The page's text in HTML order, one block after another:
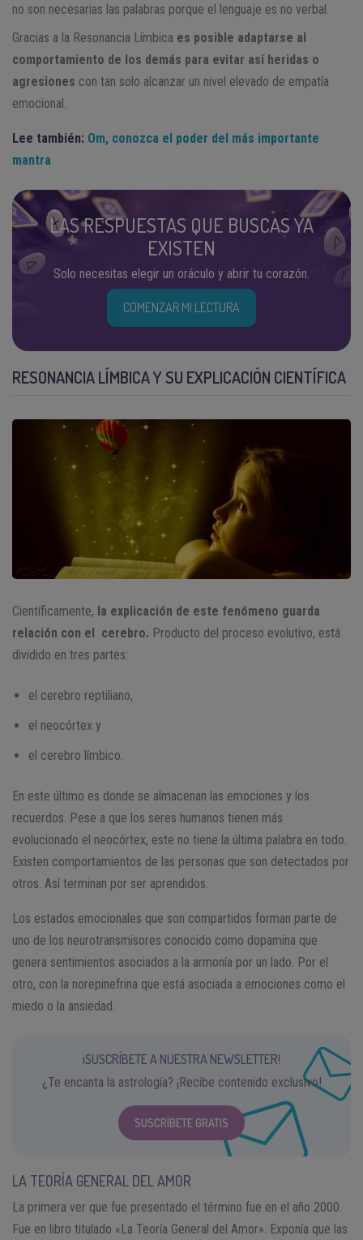
no son necesarias las palabras porque el lenguaje es no verbal.
Gracias a la Resonancia Límbica es posible adaptarse al
comportamiento de los demás para evitar así heridas o
agresiones con tan solo alcanzar un nivel elevado de empatía
emocional.
Lee también: Om, conozca el poder del más importante
mantra
LAS RESPUESTAS QUE BUSCAS YA
EXISTEN
Solo necesitas elegir un oráculo y abrir tu corazón.
COMENZAR MI LECTURA
RESONANCIA LÍMBICA Y SU EXPLICACIÓN CIENTÍFICA
Científicamente, la explicación de este fenómeno guarda
relación con el cerebro. Producto del proceso evolutivo, está
dividido en tres partes:
el cerebro reptiliano,
el neocórtex y
el cerebro límbico.
En este último es donde se almacenan las emociones y los
recuerdos. Pese a que los seres humanos tienen más
evolucionado el neocórtex, este no tiene la última palabra en todo.
Existen comportamientos de las personas que son detectados por
otros. Así terminan por ser aprendidos.
Los estados emocionales que son compartidos forman parte de
uno de los neurotransmisores conocido como dopamina que
genera sentimientos asociados a la armonía por un lado. Por el
otro, con la norepinefrina que está asociada a emociones como el
miedo o la ansiedad.
¡SUSCRÍBETE A NUESTRA NEWSLETTER!
¿Te encanta la astrología? ¡Recibe contenido exclusivo!
SUSCRÍBETE GRATIS
LA TEORÍA GENERAL DEL AMOR
La primera ver que fue presentado el término fue en el año 2000.
Fue en libro titulado «La Teoría General del Amor». Exponía que las